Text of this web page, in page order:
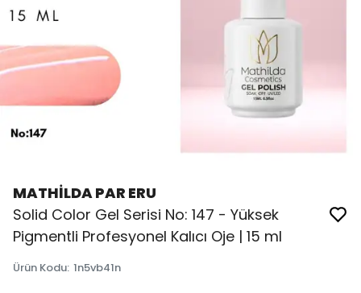
MATHİLDA PAR ERU
Solid Color Gel Serisi No: 147 - Yüksek
Pigmentli Profesyonel Kalıcı Oje | 15 ml
Ürün Kodu: 1n5vb41n